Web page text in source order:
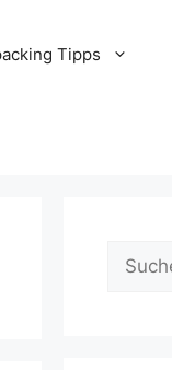
Tipps
Suchen
nach: